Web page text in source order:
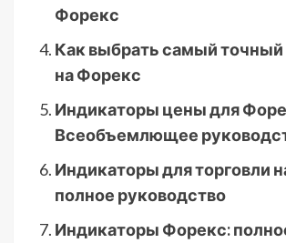
Форекс
Как выбрать самый точный
на Форекс
Индикаторы цены для
Всеобъемлющее
Индикаторы для торговли
полное руководство
Индикаторы Форекс: